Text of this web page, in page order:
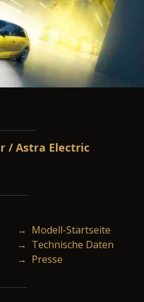
/ Astra Electric
→ Modell-Startseite
→ Technische Daten
→ Presse